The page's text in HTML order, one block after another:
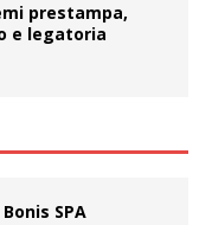
prestampa,
e legatoria
SPA